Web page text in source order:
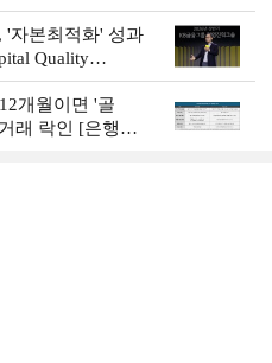
'자본최적화' 성과
Quality
개월이면 '골
래 락인 [은행권